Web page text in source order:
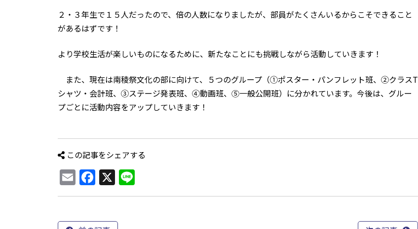
２・３年生で１５人だったので、倍の人数になりましたが、部員がたくさんいるからこそできること
があるはずです！
より学校生活が楽しいものになるために、新たなことにも挑戦しながら活動していきます！
また、現在は南稜祭文化の部に向けて、５つのグループ（①ポスター・パンフレット班、②クラスT
シャツ・会計班、③ステージ発表班、④動画班、⑤一般公開班）に分かれています。今後は、グルー
プごとに活動内容をアップしていきます！
この記事をシェアする
EmailFacebook
X